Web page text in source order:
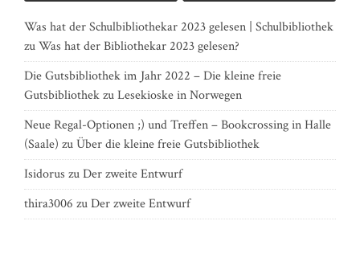
Was hat der Schulbibliothekar 2023 gelesen | Schulbibliothek
zuWas hat der Bibliothekar 2023 gelesen?
Die Gutsbibliothek im Jahr 2022 – Die kleine freie
GutsbibliothekzuLesekioske in Norwegen
Neue Regal-Optionen ;) und Treffen – Bookcrossing in Halle
(Saale) zuÜber die kleine freie Gutsbibliothek
Isidorus zuDer zweite Entwurf
thira3006 zuDer zweite Entwurf